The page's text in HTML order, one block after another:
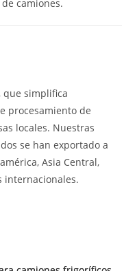
camiones.
que simplifica
procesamiento de
locales. Nuestras
se han exportado a
Asia Central,
internacionales.